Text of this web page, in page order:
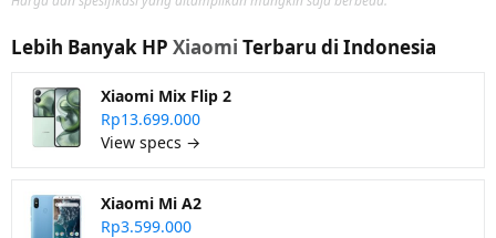
Lebih Banyak HP Xiaomi Terbaru di Indonesia
Xiaomi Mix Flip 2
Rp13.699.000
View specs →
Xiaomi Mi A2
Rp3.599.000